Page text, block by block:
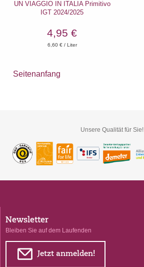
UN VIAGGIO IN ITALIA Primitivo
IGT 2024/2025
4,95 €
6,60€ / Liter
Seitenanfang
Unsere Qualität für Sie!
Newsletter
Bleiben Sie auf dem Laufenden
E Jetzt anmelden!